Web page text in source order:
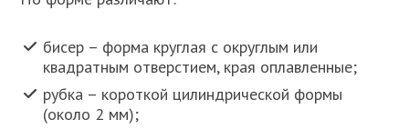
бисер – форма круглая с округлым или
квадратным отверстием, края оплавленные;
рубка – короткой цилиндрической формы
(около 2 мм);